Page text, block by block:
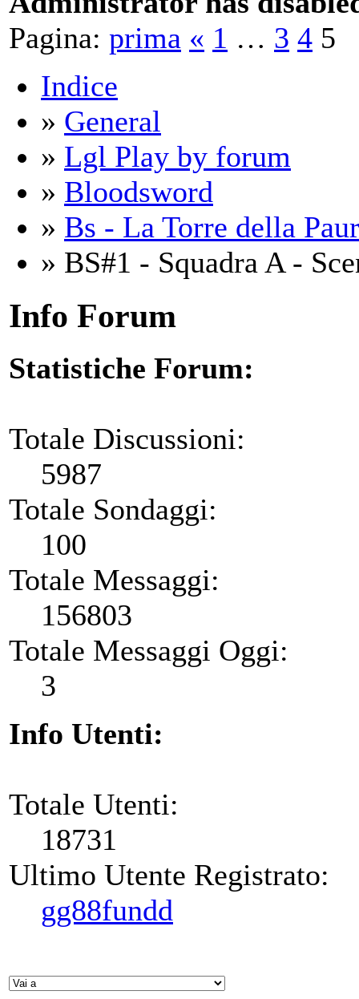
Pagina: prima « 1 … 3 4 5
Indice
» General
» Lgl Play by forum
» Bloodsword
» Bs - La Torre della
» BS#1 - Squadra A -
Info Forum
Statistiche Forum:
Totale Discussioni:
5987
Totale Sondaggi:
100
Totale Messaggi:
156803
Totale Messaggi Oggi:
3
Info Utenti:
Totale Utenti:
18731
Ultimo Utente Registrato:
gg88fundd